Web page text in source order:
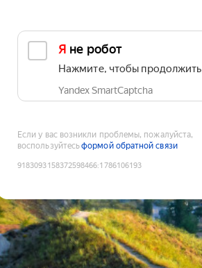
Я не робот
Нажмите, чтобы продолжить
Yandex SmartCaptcha
Если у вас возникли проблемы, пожалуйста,
воспользуйтесьформой обратной связи
9183093158372598466:1786106193